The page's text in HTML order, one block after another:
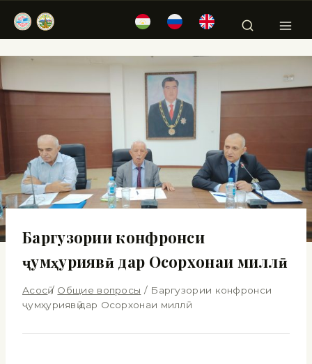
Баргузории конфронси
ҷумҳуриявӣ дар Осорхонаи миллӣ
Асосӣ / Общие вопросы / Баргузории конфронси
ҷумҳуриявӣ дар Осорхонаи миллӣ